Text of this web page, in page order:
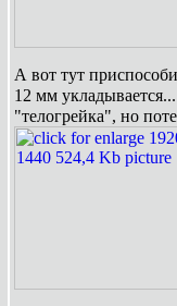
А вот тут
12 мм
"телогрейка", но